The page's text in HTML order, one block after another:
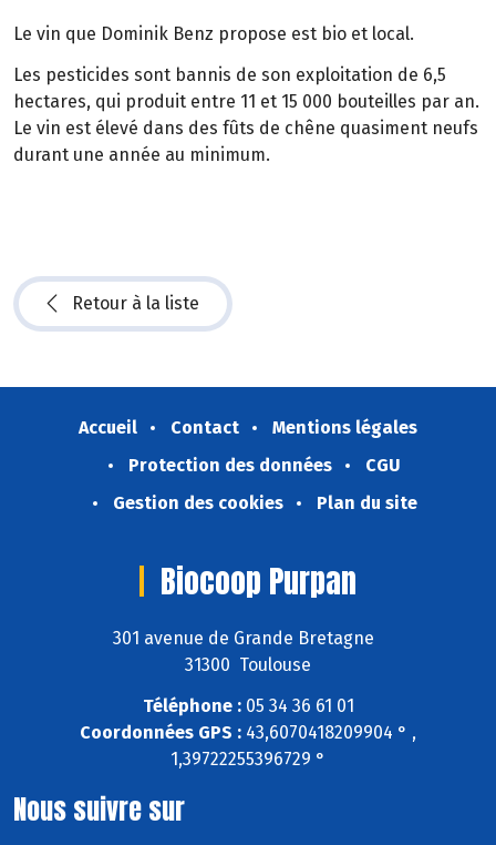
Le vin que Dominik Benz propose est bio et local.
Les pesticides sont bannis de son exploitation de 6,5
hectares, qui produit entre 11 et 15 000 bouteilles par an.
Le vin est élevé dans des fûts de chêne quasiment neufs
durant une année au minimum.
Retour à la liste
Accueil Contact
Mentions légales
Protection des données
CGU
Gestion des cookies
Plan du site
Biocoop Purpan
301 avenue de Grande Bretagne
31300 Toulouse
Téléphone :05 34 36 61 01
Coordonnées GPS : 43,6070418209904 ° ,
1,39722255396729 °
Nous suivre sur